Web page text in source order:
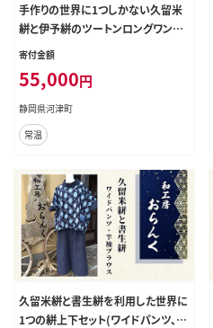
手作りの世界に1つしかない久留米
絣と伊予絣のツートンロングワンピ
ース ファッション
寄付金額
55,000円
静岡県河津町
常温
久留米絣と書生絣を利用した世界に
1つの絣上下セット(ワイドパンツ、半